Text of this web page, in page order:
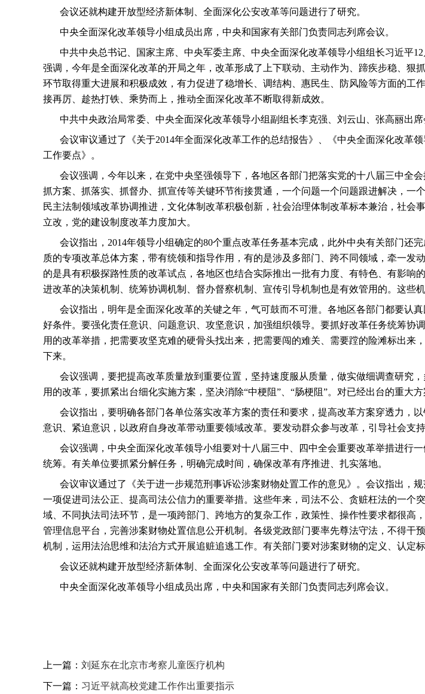
会议还就构建开放型经济新体制、全面深化公安改革等问题进行了研究。
中央全面深化改革领导小组成员出席，中央和国家有关部门负责同志列席会议。
中共中央总书记、国家主席、中央军委主席、中央全面深化改革领导小组组长习近平12
强调，今年是全面深化改革的开局之年，改革形成了上下联动、主动作为、蹄疾步稳、
环节取得重大进展和积极成效，有力促进了稳增长、调结构、惠民生、防风险等方面的
接再厉、趁热打铁、乘势而上，推动全面深化改革不断取得新成效。
中共中央政治局常委、中央全面深化改革领导小组副组长李克强、刘云山、张高丽出席
会议审议通过了《关于2014年全面深化改革工作的总结报告》、《中央全面深化改革领
工作要点》。
会议强调，今年以来，在党中央坚强领导下，各地区各部门把落实党的十八届三中全
抓方案、抓落实、抓督办、抓宣传等关键环节衔接贯通，一个问题一个问题跟进解决，一
民主法制领域改革协调推进，文化体制改革积极创新，社会治理体制改革标本兼治，社
立改，党的建设制度改革力度加大。
会议指出， 2014年领导小组确定的80个重点改革任务基本完成，此外中央有关部门还完
质的专项改革总体方案，带有统领和指导作用，有的是涉及多部门、跨不同领域，牵一
的是具有积极探路性质的改革试点，各地区也结合实际推出一批有力度、有特色、有影
进改革的决策机制、统筹协调机制、督办督察机制、宣传引导机制也是有效管用的。这些
会议指出，明年是全面深化改革的关键之年，气可鼓而不可泄。各地区各部门都要认
好条件。要强化责任意识、问题意识、攻坚意识，加强组织领导。要抓好改革任务统筹
用的改革举措，把需要攻坚克难的硬骨头找出来，把需要闯的难关、需要蹚的险滩标出
下来。
会议强调，要把提高改革质量放到重要位置，坚持速度服从质量，做实做细调查研究
用的改革，要抓紧出台细化实施方案，坚决消除“中梗阻”、“肠梗阻”。对已经出台的重大
会议指出，要明确各部门各单位落实改革方案的责任和要求，提高改革方案穿透力，
意识、紧迫意识，以政府自身改革带动重要领域改革。要发动群众参与改革，引导社会支
会议强调，中央全面深化改革领导小组要对十八届三中、四中全会重要改革举措进行
统筹。有关单位要抓紧分解任务，明确完成时间，确保改革有序推进、扎实落地。
会议审议通过了《关于进一步规范刑事诉讼涉案财物处置工作的意见》。会议指出，
一项促进司法公正、提高司法公信力的重要举措。这些年来，司法不公、贪赃枉法的一
域、不同执法司法环节，是一项跨部门、跨地方的复杂工作，政策性、操作性要求都很
管理信息平台，完善涉案财物处置信息公开机制。各级党政部门要率先尊法守法，不得干
机制，运用法治思维和法治方式开展追赃追逃工作。有关部门要对涉案财物的定义、认定
会议还就构建开放型经济新体制、全面深化公安改革等问题进行了研究。
中央全面深化改革领导小组成员出席，中央和国家有关部门负责同志列席会议。
上一篇： 刘延东在北京市考察儿童医疗机构
下一篇： 习近平就高校党建工作作出重要指示